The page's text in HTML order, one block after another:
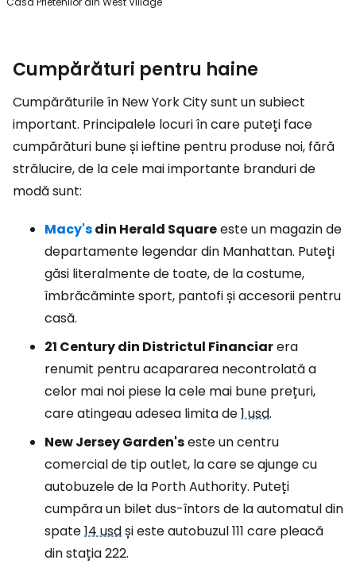
Cumpărături pentru haine
Cumpărăturile în New York City sunt un subiect
important. Principalele locuri în care puteți face
cumpărături bune și ieftine pentru produse noi, fără
strălucire, de la cele mai importante branduri de
modă sunt:
Macy'sdin Herald Squareeste un magazin de
departamente legendar din Manhattan. Puteți
găsi literalmente de toate, de la costume,
îmbrăcăminte sport, pantofi și accesorii pentru
casă.
21 Century din Districtul Financiarera
renumit pentru acapararea necontrolată a
celor mai noi piese la cele mai bune prețuri,
care atingeau adesea limita de1 usd.
New Jersey Garden'seste un centru
comercial de tip outlet, la care se ajunge cu
autobuzele de la Porth Authority. Puteți
cumpăra un bilet dus-întors de la automatul din
spate14 usdși este autobuzul 111 care pleacă
din stația 222.